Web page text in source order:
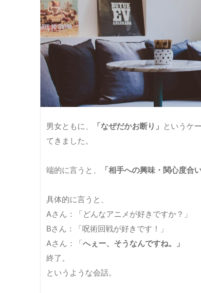
男女ともに、 「なぜだかお断り」 というケ
てきました。
端的に言うと、 「相手への興味・関心度合
具体的に言うと、
Aさん：「どんなアニメが好きですか？」
Bさん：「呪術回戦が好きです！」
Aさん：「へぇー、そうなんですね。」
終了。
というような会話。